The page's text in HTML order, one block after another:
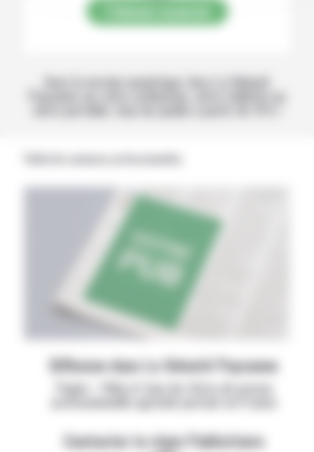
Avec la version numérique, lisez La Volonté
Paysanne sur votre ordinateur, votre tablette ou
Diffusion dans La Volonté Paysanne
Papier + Web et tous les titres de presse
Contacter la régie Publicitaire